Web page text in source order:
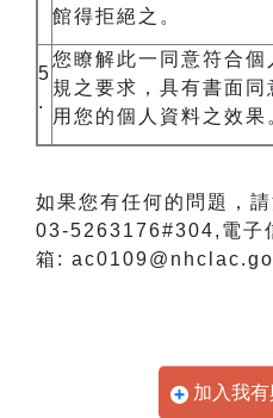
館得拒絕之。
5
.
您瞭解此一同意符合
規之要求，具有書面同
用您的個人資料之效果
如果您有任何的問題，
03-5263176#304, 電子
箱 :
加入我